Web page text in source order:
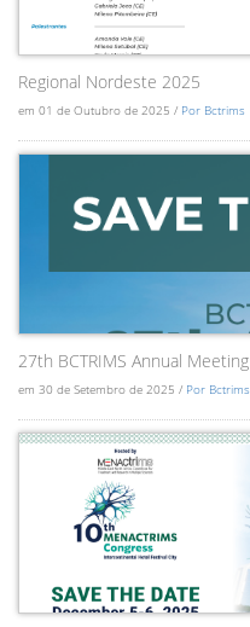
Regional Nordeste 2025
em 01 de Outubro de 2025 / Por Bctrims
27th BCTRIMS Annual Meeting
em 30 de Setembro de 2025 / Por Bctrims